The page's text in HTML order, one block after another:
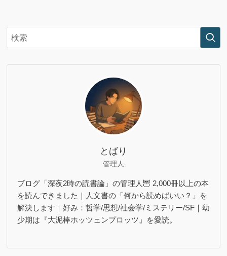
とばり
管理人
ブログ「深夜2時の読書論」の管理人🦉 2,000冊以上の本
を読んできました｜人文書の「何から読めばいい？」を
解決します｜好み：哲学/思想/社会学/ミステリー/SF｜幼
少期は『大泥棒ホッツェンプロッツ』を愛読。